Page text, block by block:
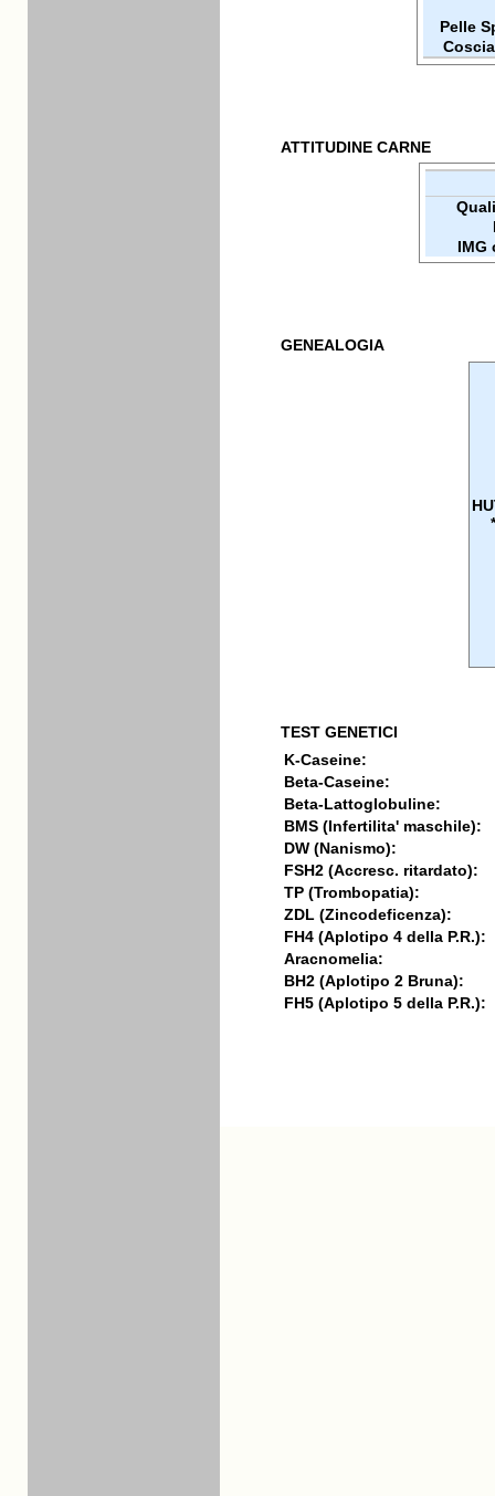
Pelle
ATTITUDINE CARNE
IMG
GENEALOGIA
TEST GENETICI
K-Caseine:
Beta-Caseine:
Beta-Lattoglobuline:
BMS (Infertilita' maschile):
DW (Nanismo):
FSH2 (Accresc. ritardato):
TP (Trombopatia):
ZDL (Zincodeficenza):
FH4 (Aplotipo 4 della P.R.):
Aracnomelia:
BH2 (Aplotipo 2 Bruna):
FH5 (Aplotipo 5 della P.R.):